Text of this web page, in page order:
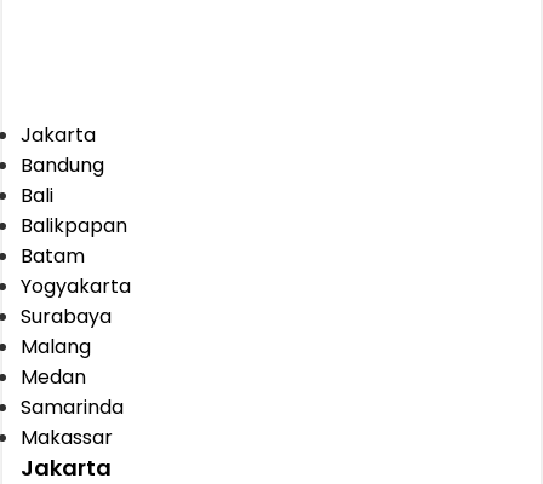
Jakarta
Bandung
Bali
Balikpapan
Batam
Yogyakarta
Surabaya
Malang
Medan
Samarinda
Makassar
Jakarta